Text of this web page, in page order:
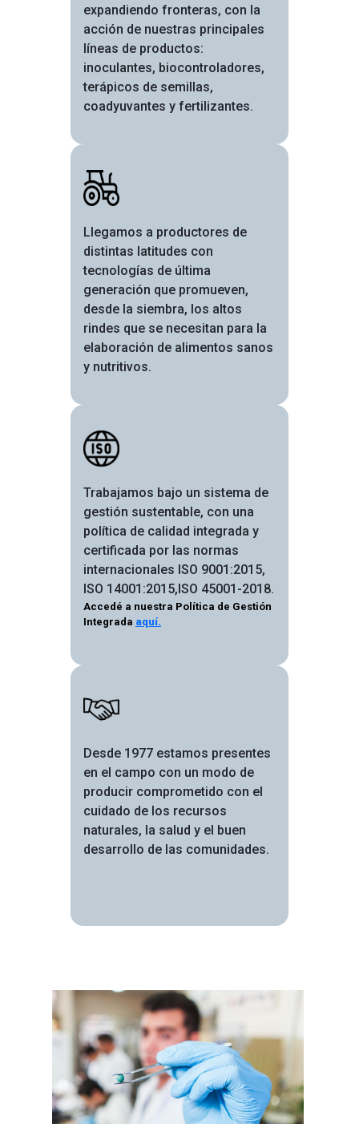
expandiendo fronteras, con la
acción de nuestras principales
líneas de productos:
inoculantes, biocontroladores,
terápicos de semillas,
coadyuvantes y fertilizantes.
Image
Llegamos a productores de
distintas latitudes con
tecnologías de última
generación que promueven,
desde la siembra, los altos
rindes que se necesitan para la
elaboración de alimentos sanos
y nutritivos.
Image
Trabajamos bajo un sistema de
gestión sustentable, con una
política de calidad integrada y
certificada por las normas
internacionales ISO 9001:2015,
ISO 14001:2015,ISO 45001-2018.
Accedé a nuestra Política de Gestión
Integrada aquí.
Image
Desde 1977 estamos presentes
en el campo con un modo de
producir comprometido con el
cuidado de los recursos
naturales, la salud y el buen
desarrollo de las comunidades.
Image